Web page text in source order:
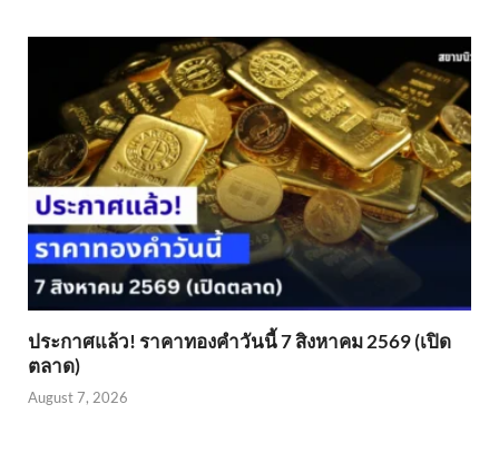
ประกาศแล้ว! ราคาทองคำวันนี้ 7 สิงหาคม 2569 (เปิด
ตลาด)
August 7, 2026